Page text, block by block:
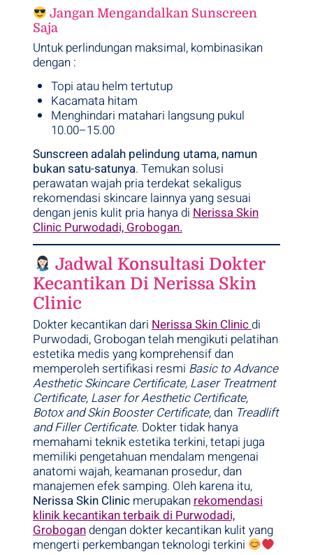
Jangan Mengandalkan Sunscreen
Saja
Untuk perlindungan maksimal, kombinasikan
dengan :
Topi atau helm tertutup
Kacamata hitam
Menghindari matahari langsung pukul
10.00–15.00
Sunscreen adalah pelindung utama, namun
bukan satu-satunya. Temukan solusi
perawatan wajah pria terdekat sekaligus
rekomendasi skincare lainnya yang sesuai
dengan jenis kulit pria hanya di Nerissa Skin
Clinic Purwodadi, Grobogan.
Jadwal Konsultasi Dokter
Kecantikan Di Nerissa Skin
Clinic
Dokter kecantikan dariNerissa Skin Clinicdi
Purwodadi, Grobogan telah mengikuti pelatihan
estetika medis yang komprehensif dan
memperoleh sertifikasi resmi Basic to Advance
Aesthetic Skincare Certificate, Laser Treatment
Certificate, Laser for Aesthetic Certificate,
Botox and Skin Booster Certificate,dan Treadlift
and Filler Certificate. Dokter tidak hanya
memahami teknik estetika terkini, tetapi juga
memiliki pengetahuan mendalam mengenai
anatomi wajah, keamanan prosedur, dan
manajemen efek samping. Oleh karena itu,
Nerissa Skin Clinicmerupakanrekomendasi
klinik kecantikan terbaik di Purwodadi,
Grobogandengan dokter kecantikan kulit yang
mengerti perkembangan teknologi terkini